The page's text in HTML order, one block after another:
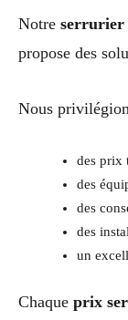
Notre serrurier
propose des
Nous
des prix
des
des
des
un
Chaque prix